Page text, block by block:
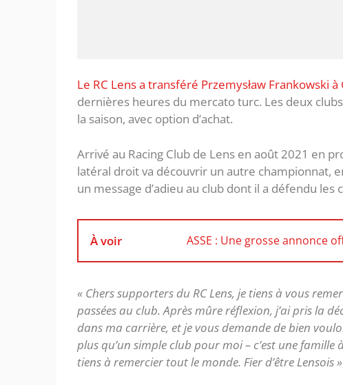
Le RC Lens a transféré Przemysław Frankowski à
dernières heures du mercato turc. Les deux
la saison, avec option d’achat.
Arrivé au Racing Club de Lens en août 2021 en
latéral droit va découvrir un autre championnat,
un message d’adieu au club dont il a défendu
À voir ASSE : Une grosse annonce
« Chers supporters du RC Lens, je tiens à vous
passées au club. Après mûre réflexion, j’ai pris la
dans ma carrière, et je vous demande de bien
plus qu’un simple club pour moi – c’est une
tiens à remercier tout le monde. Fier d’être Lensois »